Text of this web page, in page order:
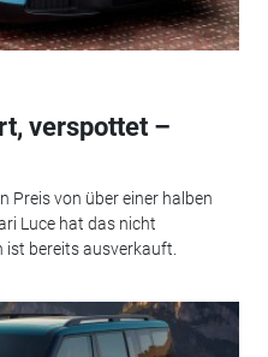
verspottet –
Preis von über einer halben
Luce hat das nicht
bereits ausverkauft.